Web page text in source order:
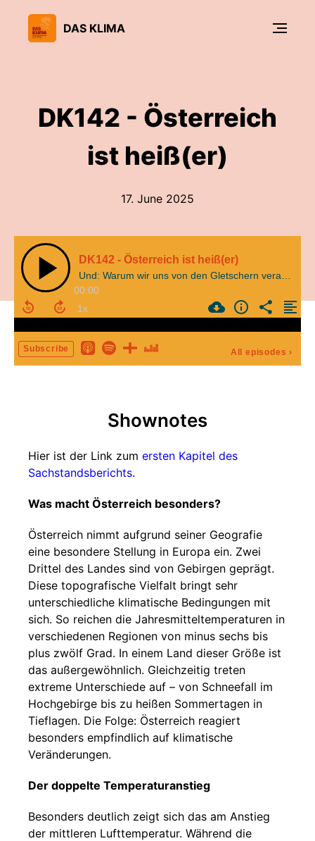
DAS KLIMA
DK142 - Österreich
ist heiß(er)
17. June 2025
DK142 - Österreich ist heiß(er)
00:00
Subscribe All episodes ›
Shownotes
Hier ist der Link zum ersten Kapitel des
Sachstandsberichts.
Was macht Österreich besonders?
Österreich nimmt aufgrund seiner Geografie
eine besondere Stellung in Europa ein. Zwei
Drittel des Landes sind von Gebirgen geprägt.
Diese topografische Vielfalt bringt sehr
unterschiedliche klimatische Bedingungen mit
sich. So reichen die Jahresmitteltemperaturen in
verschiedenen Regionen von minus sechs bis
plus zwölf Grad. In einem Land dieser Größe ist
das außergewöhnlich. Gleichzeitig treten
extreme Unterschiede auf – von Schneefall im
Hochgebirge bis zu heißen Sommertagen in
Tieflagen. Die Folge: Österreich reagiert
besonders empfindlich auf klimatische
Veränderungen.
Der doppelte Temperaturanstieg
Besonders deutlich zeigt sich das am Anstieg
der mittleren Lufttemperatur. Während die